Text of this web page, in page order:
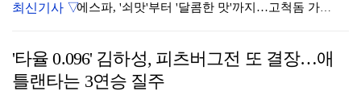
에스파, '쇠맛'부터 '달콤한 맛'까지…고척돔 가득 채…
에스파, 고척돔 입성…공연 시작 40분 만에 첫 인사 …
최신기사 ▽
'타율 0.096' 김하성, 피츠버그전 또 결장…애
틀랜타는 3연승 질주